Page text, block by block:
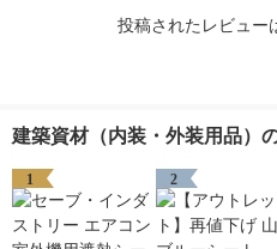
投稿されたレビュー
建築資材（内装・外装用品）
1 2